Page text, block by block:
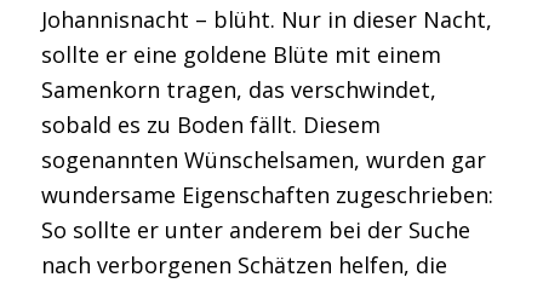
Johannisnacht – blüht. Nur in dieser Nacht,
sollte er eine goldene Blüte mit einem
Samenkorn tragen, das verschwindet,
sobald es zu Boden fällt. Diesem
sogenannten Wünschelsamen, wurden gar
wundersame Eigenschaften zugeschrieben:
So sollte er unter anderem bei der Suche
nach verborgenen Schätzen helfen, die